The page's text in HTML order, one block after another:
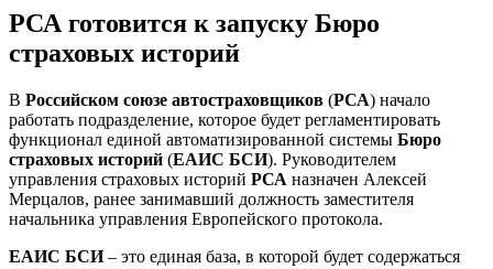
РСА готовится к запуску Бюро
страховых историй
В Российском союзе автостраховщиков (РСА) начало
работать подразделение, которое будет регламентировать
функционал единой автоматизированной системы Бюро
страховых историй (ЕАИС БСИ). Руководителем
управления страховых историй РСА назначен Алексей
Мерцалов, ранее занимавший должность заместителя
начальника управления Европейского протокола.
ЕАИС БСИ– это единая база, в которой будет содержаться